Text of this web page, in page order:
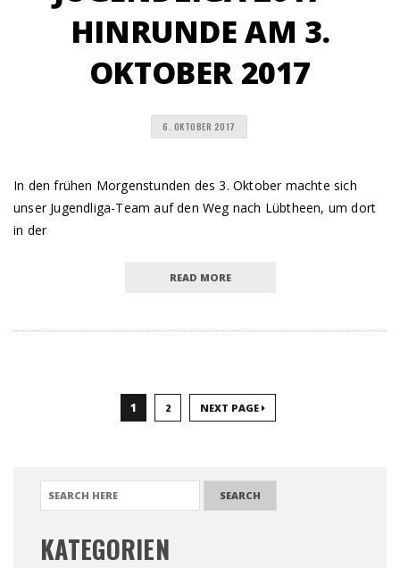
HINRUNDE AM 3.
OKTOBER 2017
6. OKTOBER 2017
In den frühen Morgenstunden des 3. Oktober machte sich
unser Jugendliga-Team auf den Weg nach Lübtheen, um dort
in der
READ MORE
1 2 NEXT PAGE
KATEGORIEN